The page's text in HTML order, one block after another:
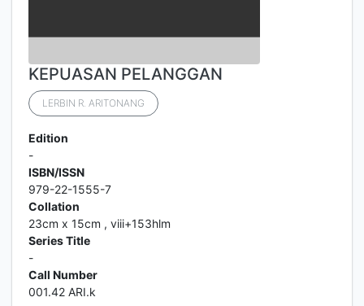
KEPUASAN PELANGGAN
LERBIN R. ARITONANG
Edition
-
ISBN/ISSN
979-22-1555-7
Collation
23cm x 15cm , viii+153hlm
Series Title
-
Call Number
001.42 ARI.k